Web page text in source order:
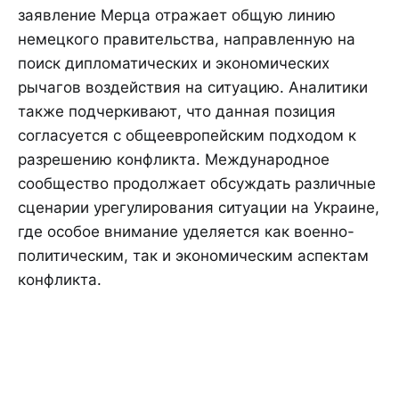
заявление Мерца отражает общую линию
немецкого правительства, направленную на
поиск дипломатических и экономических
рычагов воздействия на ситуацию. Аналитики
также подчеркивают, что данная позиция
согласуется с общеевропейским подходом к
разрешению конфликта. Международное
сообщество продолжает обсуждать различные
сценарии урегулирования ситуации на Украине,
где особое внимание уделяется как военно-
политическим, так и экономическим аспектам
конфликта.